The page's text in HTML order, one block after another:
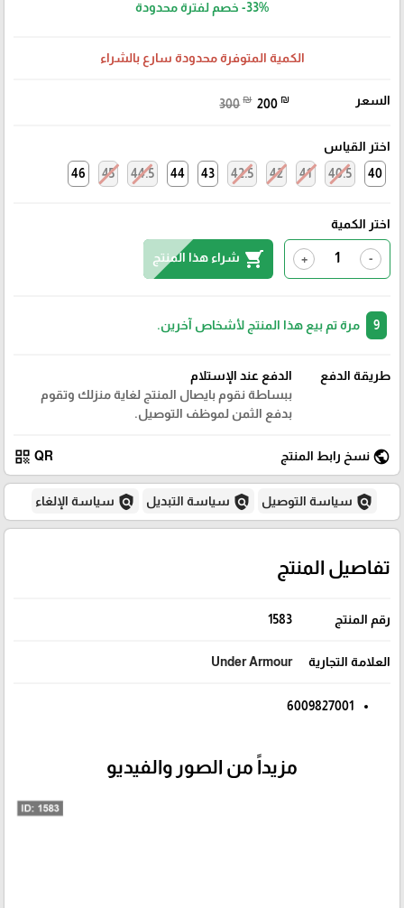
-33% خصم لفترة محدودة
الكمية المتوفرة محدودة سارع بالشراء
السعر 300 ₪ 200 ₪
اختر القياس
40
40.5
41
42
42.5
43
44
44.5
45
46
اختر الكمية
-
+
shopping_cart شراء هذا المنتج
مرة تم بيع هذا المنتج لأشخاص آخرين.
طريقة الدفع
الدفع عند الإستلام
ببساطة نقوم بايصال المنتج لغاية منزلك وتقوم
بدفع الثمن لموظف التوصيل.
public نسخ رابط المنتج QR
qr_code
policy سياسة التوصيل policy سياسة التبديل policy سياسة الإلغاء
تفاصيل المنتج
رقم المنتج 1583
العلامة التجارية Under Armour
6009827001
مزيداً من الصور والفيديو